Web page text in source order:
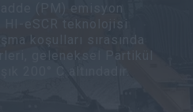
(PM) emisyon
HI-eSCR teknolojisi
koşulları sırasında
geleneksel Partikül
200° C altındadır.